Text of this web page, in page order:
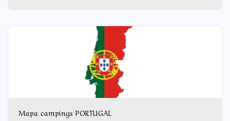
Mapa campings PORTUGAL